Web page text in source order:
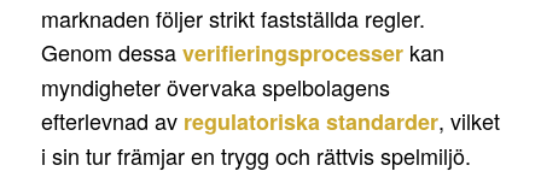
marknaden följer strikt fastställda regler.
Genom dessaverifieringsprocesserkan
myndigheter övervaka spelbolagens
efterlevnad av regulatoriska standarder, vilket
i sin tur främjar en trygg och rättvis spelmiljö.